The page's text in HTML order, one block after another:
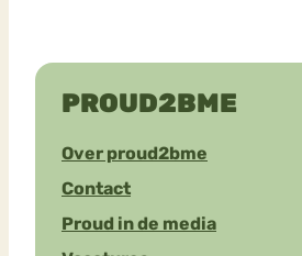
PROUD2BME
Over proud2bme
Contact
Proud in de media